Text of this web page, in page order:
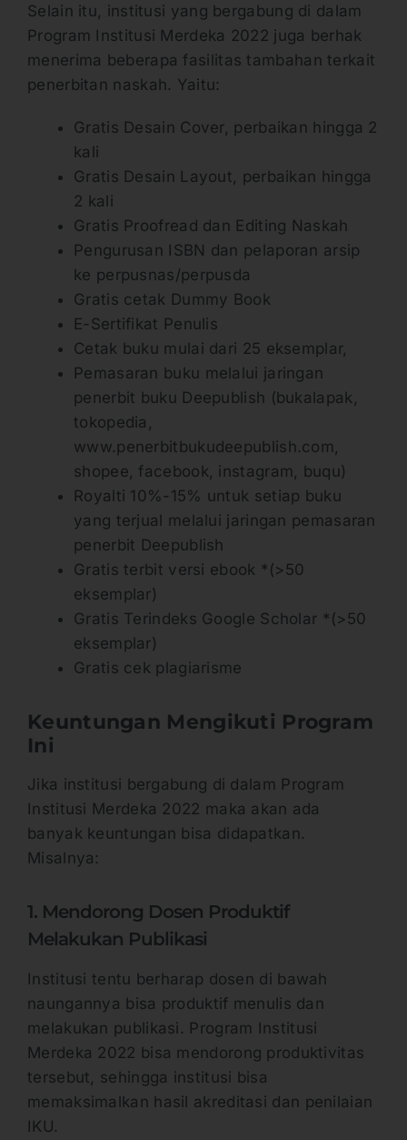
Selain itu, institusi yang bergabung di dalam
Program Institusi Merdeka 2022 juga berhak
menerima beberapa fasilitas tambahan terkait
penerbitan naskah. Yaitu:
Gratis Desain Cover, perbaikan hingga 2
kali
Gratis Desain Layout, perbaikan hingga
2 kali
Gratis Proofread dan Editing Naskah
Pengurusan ISBN dan pelaporan arsip
ke perpusnas/perpusda
Gratis cetak Dummy Book
E-Sertifikat Penulis
Cetak buku mulai dari 25 eksemplar,
Pemasaran buku melalui jaringan
penerbit buku Deepublish (bukalapak,
tokopedia,
www.penerbitbukudeepublish.com,
shopee, facebook, instagram, buqu)
Royalti 10%-15% untuk setiap buku
yang terjual melalui jaringan pemasaran
penerbit Deepublish
Gratis terbit versi ebook *(>50
eksemplar)
Gratis Terindeks Google Scholar *(>50
eksemplar)
Gratis cek plagiarisme
Keuntungan Mengikuti Program
Ini
Jika institusi bergabung di dalam Program
Institusi Merdeka 2022 maka akan ada
banyak keuntungan bisa didapatkan.
Misalnya:
1. Mendorong Dosen Produktif
Melakukan Publikasi
Institusi tentu berharap dosen di bawah
naungannya bisa produktif menulis dan
melakukan publikasi. Program Institusi
Merdeka 2022 bisa mendorong produktivitas
tersebut, sehingga institusi bisa
memaksimalkan hasil akreditasi dan penilaian
IKU.